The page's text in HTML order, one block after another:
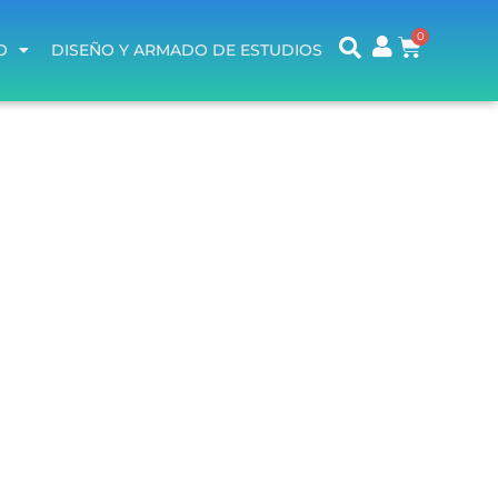
DISEÑO Y ARMADO DE ESTUDIOS
DISEÑO Y ARMADO DE ESTUDIOS